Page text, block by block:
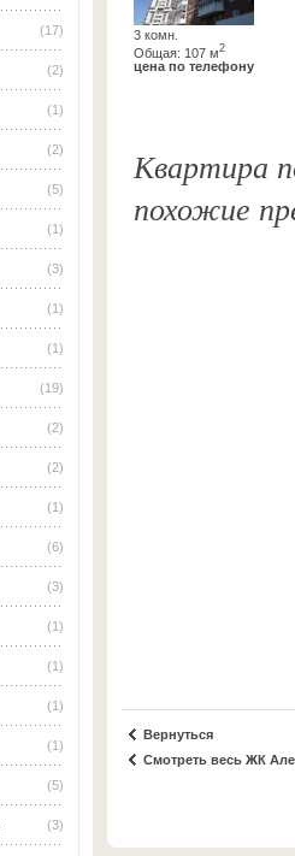
(17)
(2)
(1)
(2)
(5)
(1)
(3)
(1)
(1)
(19)
(2)
(2)
(1)
(6)
(3)
(1)
(1)
(1)
(1)
(5)
(3)
3 комн.
Общая: 107 м2
цена по телефону
Квартира
похожие
Вернуться
Смотреть весь ЖК